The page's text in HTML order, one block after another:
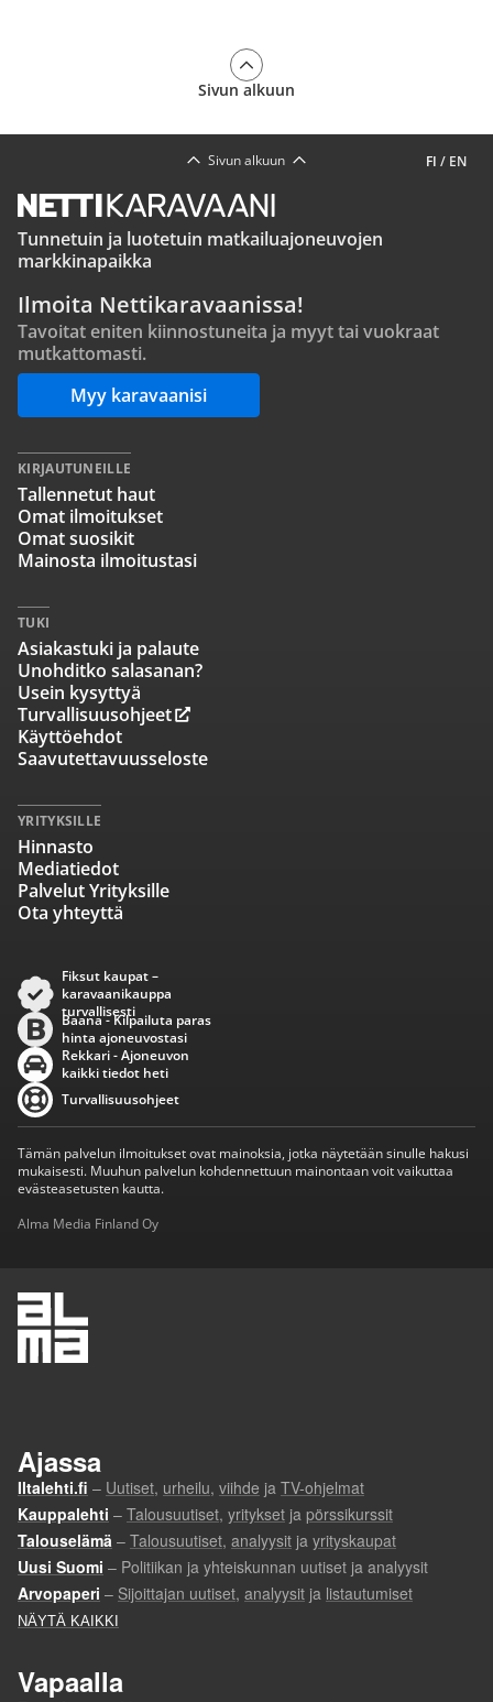
Sivun alkuun
FI / EN
Sivun alkuun
Tunnetuin ja luotetuin matkailuajoneuvojen
markkinapaikka
Ilmoita Nettikaravaanissa!
Tavoitat eniten kiinnostuneita ja myyt tai vuokraat
mutkattomasti.
Myy karavaanisi
KIRJAUTUNEILLE
Tallennetut haut
Omat ilmoitukset
Omat suosikit
Mainosta ilmoitustasi
TUKI
Asiakastuki ja palaute
Unohditko salasanan?
Usein kysyttyä
Turvallisuusohjeet
Käyttöehdot
Saavutettavuusseloste
YRITYKSILLE
Hinnasto
Mediatiedot
Palvelut Yrityksille
Ota yhteyttä
Fiksut kaupat –
karavaanikauppa
turvallisesti
Baana - Kilpailuta paras
hinta ajoneuvostasi
Rekkari - Ajoneuvon
kaikki tiedot heti
Turvallisuusohjeet
Tämän palvelun ilmoitukset ovat mainoksia, jotka näytetään sinulle hakusi
mukaisesti. Muuhun palvelun kohdennettuun mainontaan voit vaikuttaa
evästeasetusten kautta.
Alma Media Finland Oy